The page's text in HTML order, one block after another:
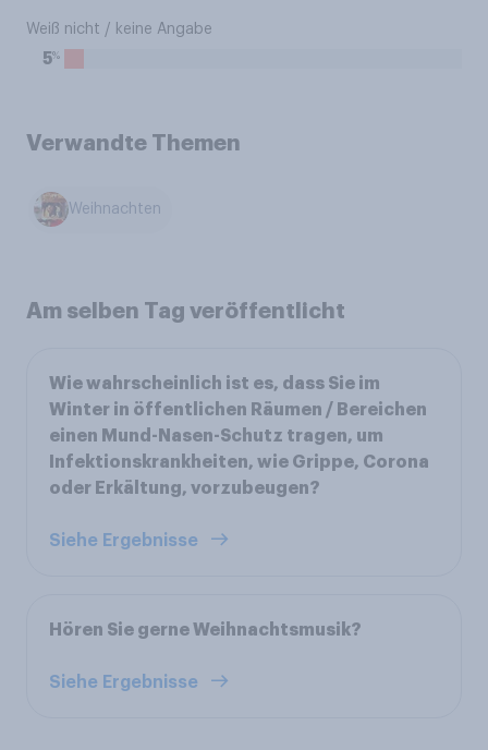
Weiß nicht / keine Angabe
5%
Verwandte Themen
Weihnachten
Am selben Tag veröffentlicht
Wie wahrscheinlich ist es, dass Sie im
Winter in öffentlichen Räumen / Bereichen
einen Mund-Nasen-Schutz tragen, um
Infektionskrankheiten, wie Grippe, Corona
oder Erkältung, vorzubeugen?
Siehe Ergebnisse
Hören Sie gerne Weihnachtsmusik?
Siehe Ergebnisse